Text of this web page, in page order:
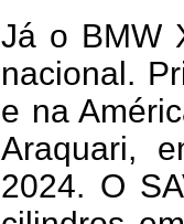
Já o BMW
nacional.
e na
Araquari,
2024. O